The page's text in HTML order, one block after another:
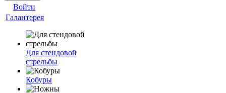
Войти
Галантерея
Для стендовой
стрельбы
Кобуры